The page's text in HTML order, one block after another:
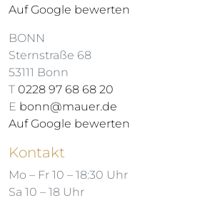
Auf Google bewerten
BONN
Sternstraße 68
53111 Bonn
T 0228 97 68 68 20
E bonn@mauer.de
Auf Google bewerten
Kontakt
Mo – Fr 10 – 18:30 Uhr
Sa 10 – 18 Uhr